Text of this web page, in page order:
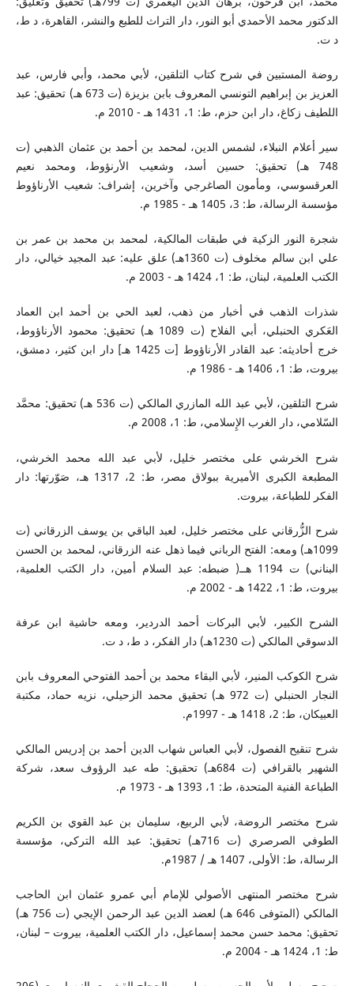
الدكتور محمد الأحمدي أبو النور، دار التراث للطبع والنشر، القاهرة، د ط،
د ت.
روضة المستبين في شرح كتاب التلقين، لأبي محمد، وأبي فارس، عبد
العزيز بن إبراهيم التونسي المعروف بابن بزيزة (ت 673 هـ) تحقيق: عبد
اللطيف زكاغ، دار ابن حزم، ط: 1، 1431 هـ - 2010 م.
سير أعلام النبلاء، لشمس الدين، لمحمد بن أحمد بن عثمان الذهبي (ت
748 هـ) تحقيق: حسين أسد، وشعيب الأرنؤوط، ومحمد نعيم
العرقسوسي، ومأمون الصاغرجي وآخرين، إشراف: شعيب الأرناؤوط
مؤسسة الرسالة، ط: 3، 1405 هـ - 1985 م.
شجرة النور الزكية في طبقات المالكية، لمحمد بن محمد بن عمر بن
علي ابن سالم مخلوف (ت 1360هـ) علق عليه: عبد المجيد خيالي، دار
الكتب العلمية، لبنان، ط: 1، 1424 هـ - 2003 م.
شذرات الذهب في أخبار من ذهب، لعبد الحي بن أحمد ابن العماد
العَكري الحنبلي، أبي الفلاح (ت 1089 هـ) تحقيق: محمود الأرناؤوط،
خرج أحاديثه: عبد القادر الأرناؤوط [ت 1425 هـ] دار ابن كثير، دمشق،
بيروت، ط: 1، 1406 هـ - 1986 م.
شرح التلقين، لأبي عبد الله المازري المالكي (ت 536 هـ) تحقيق: محمَّد
السّلامي، دار الغرب الإِسلامي، ط: 1، 2008 م.
شرح الخرشي على مختصر خليل، لأبي عبد الله محمد الخرشي،
المطبعة الكبرى الأميرية ببولاق مصر، ط: 2، 1317 هـ، صَوّرتها: دار
الفكر للطباعة، بيروت.
شرح الزُّرقاني على مختصر خليل، لعبد الباقي بن يوسف الزرقاني (ت
1099هـ) ومعه: الفتح الرباني فيما ذهل عنه الزرقاني، لمحمد بن الحسن
البناني) ت 1194 هــ( ضبطه: عبد السلام أمين، دار الكتب العلمية،
بيروت، ط: 1، 1422 هـ - 2002 م.
الشرح الكبير، لأبي البركات أحمد الدردير، ومعه حاشية ابن عرفة
الدسوقي المالكي (ت 1230هـ) دار الفكر، د ط، د ت.
شرح الكوكب المنير، لأبي البقاء محمد بن أحمد الفتوحي المعروف بابن
النجار الحنبلي (ت 972 هـ) تحقيق محمد الزحيلي، نزيه حماد، مكتبة
العبيكان، ط: 2، 1418 هـ - 1997م.
شرح تنقيح الفصول، لأبي العباس شهاب الدين أحمد بن إدريس المالكي
الشهير بالقرافي (ت 684هـ) تحقيق: طه عبد الرؤوف سعد، شركة
الطباعة الفنية المتحدة، ط: 1، 1393 هـ - 1973 م.
شرح مختصر الروضة، لأبي الربيع، سليمان بن عبد القوي بن الكريم
الطوفي الصرصري (ت 716هـ) تحقيق: عبد الله التركي، مؤسسة
الرسالة، ط: الأولى، 1407 هـ / 1987م.
شرح مختصر المنتهى الأصولي للإمام أبي عمرو عثمان ابن الحاجب
المالكي (المتوفى 646 هـ) لعضد الدين عبد الرحمن الإيجي (ت 756 هـ)
تحقيق: محمد حسن محمد إسماعيل، دار الكتب العلمية، بيروت – لبنان،
ط: 1، 1424 هـ - 2004 م.